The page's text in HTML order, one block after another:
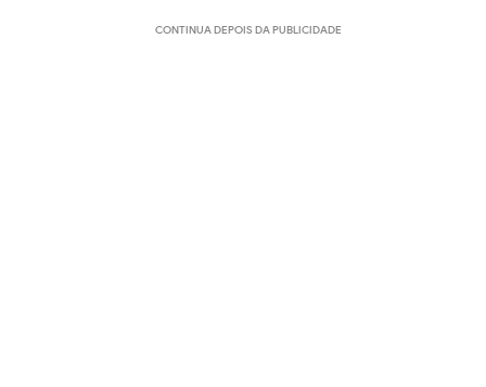
CONTINUA DEPOIS DA PUBLICIDADE